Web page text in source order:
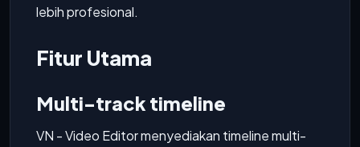
lebih profesional.
Fitur Utama
Multi-track timeline
VN - Video Editor menyediakan timeline multi-